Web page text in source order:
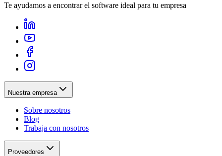
Te ayudamos a encontrar el software ideal para tu empresa
Nuestra empresa
Sobre nosotros
Blog
Trabaja con nosotros
Proveedores